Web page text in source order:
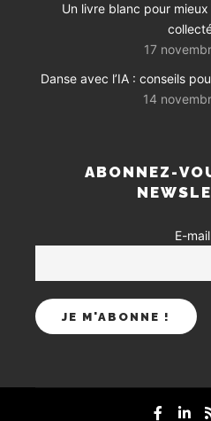
Un livre blanc pour mieux
17
Danse avec l’IA : conseils
14
ABONNEZ-
E-mail